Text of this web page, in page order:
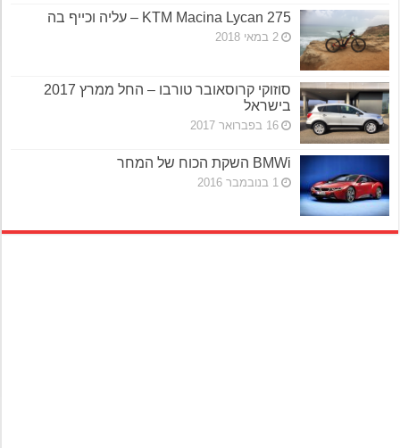
KTM Macina Lycan 275 – עליה וכייף בה
2 במאי 2018
סוזוקי קרוסאובר טורבו – החל ממרץ 2017
בישראל
16 בפברואר 2017
BMWi השקת הכוח של המחר
1 בנובמבר 2016